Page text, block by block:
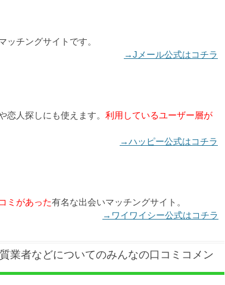
ッチングサイトです。
→Jメール公式はコチラ
恋人探しにも使えます。 利用しているユーザー層が
→ハッピー公式はコチラ
ミがあった有名な出会いマッチングサイト。
→ワイワイシー公式はコチラ
業者などについてのみんなの口コミコメン